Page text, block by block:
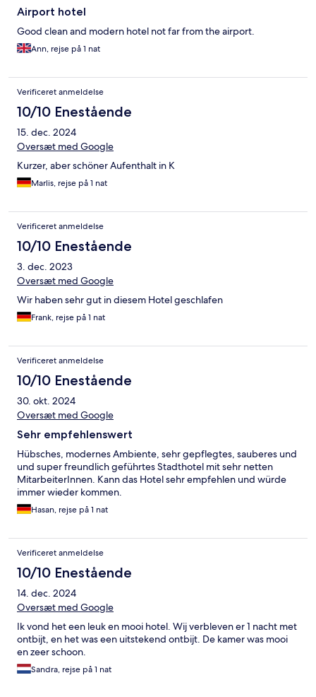
Airport hotel
Good clean and modern hotel not far from the airport.
Ann, rejse på 1 nat
Verificeret anmeldelse
10/10 Enestående
15. dec. 2024
Oversæt med Google
Kurzer, aber schöner Aufenthalt in K
Marlis, rejse på 1 nat
Verificeret anmeldelse
10/10 Enestående
3. dec. 2023
Oversæt med Google
Wir haben sehr gut in diesem Hotel geschlafen
Frank, rejse på 1 nat
Verificeret anmeldelse
10/10 Enestående
30. okt. 2024
Oversæt med Google
Sehr empfehlenswert
Hübsches, modernes Ambiente, sehr gepflegtes, sauberes und
und super freundlich geführtes Stadthotel mit sehr netten
MitarbeiterInnen. Kann das Hotel sehr empfehlen und würde
immer wieder kommen.
Hasan, rejse på 1 nat
Verificeret anmeldelse
10/10 Enestående
14. dec. 2024
Oversæt med Google
Ik vond het een leuk en mooi hotel. Wij verbleven er 1 nacht met
ontbijt, en het was een uitstekend ontbijt. De kamer was mooi
en zeer schoon.
Sandra, rejse på 1 nat